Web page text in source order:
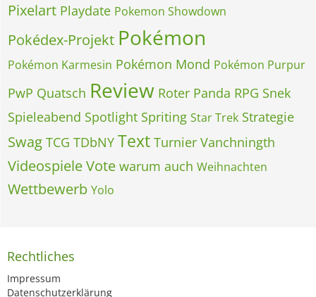
Pixelart Playdate Pokemon Showdown
Pokédex-Projekt Pokémon
Pokémon Karmesin Pokémon Mond Pokémon Purpur
PwP Quatsch Review Roter Panda RPG Snek
Spieleabend Spotlight Spriting Star Trek Strategie
Swag TCG TDbNY Text Turnier Vanchningth
VideospieleVote warum auch Weihnachten
Wettbewerb Yolo
Rechtliches
Impressum
Datenschutzerklärung